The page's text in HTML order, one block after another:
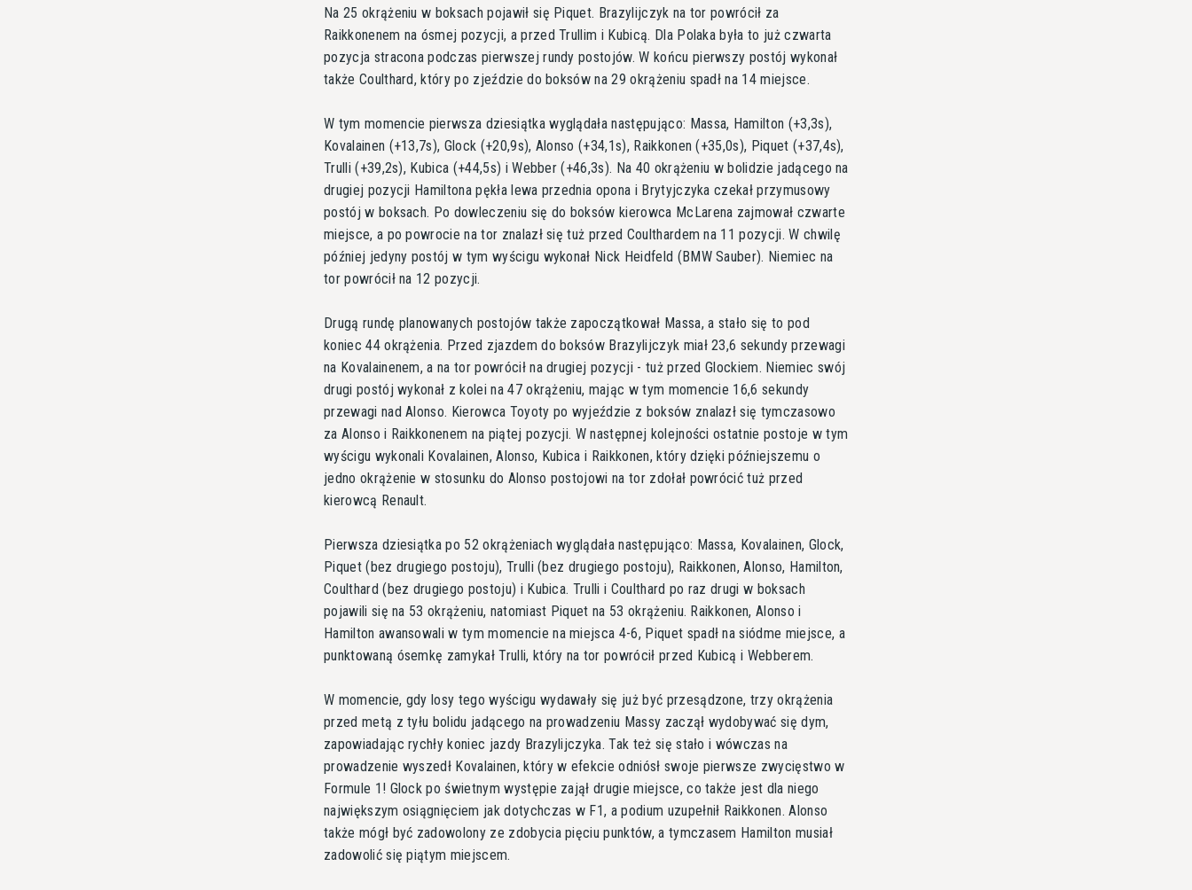
Na 25 okrążeniu w boksach pojawił się Piquet. Brazylijczyk na tor powrócił za
Raikkonenem na ósmej pozycji, a przed Trullim i Kubicą. Dla Polaka była to już czwarta
pozycja stracona podczas pierwszej rundy postojów. W końcu pierwszy postój wykonał
także Coulthard, który po zjeździe do boksów na 29 okrążeniu spadł na 14 miejsce.
W tym momencie pierwsza dziesiątka wyglądała następująco: Massa, Hamilton (+3,3s),
Kovalainen (+13,7s), Glock (+20,9s), Alonso (+34,1s), Raikkonen (+35,0s), Piquet (+37,4s),
Trulli (+39,2s), Kubica (+44,5s) i Webber (+46,3s). Na 40 okrążeniu w bolidzie jadącego na
drugiej pozycji Hamiltona pękła lewa przednia opona i Brytyjczyka czekał przymusowy
postój w boksach. Po dowleczeniu się do boksów kierowca McLarena zajmował czwarte
miejsce, a po powrocie na tor znalazł się tuż przed Coulthardem na 11 pozycji. W chwilę
później jedyny postój w tym wyścigu wykonał Nick Heidfeld (BMW Sauber). Niemiec na
tor powrócił na 12 pozycji.
Drugą rundę planowanych postojów także zapoczątkował Massa, a stało się to pod
koniec 44 okrążenia. Przed zjazdem do boksów Brazylijczyk miał 23,6 sekundy przewagi
na Kovalainenem, a na tor powrócił na drugiej pozycji - tuż przed Glockiem. Niemiec swój
drugi postój wykonał z kolei na 47 okrążeniu, mając w tym momencie 16,6 sekundy
przewagi nad Alonso. Kierowca Toyoty po wyjeździe z boksów znalazł się tymczasowo
za Alonso i Raikkonenem na piątej pozycji. W następnej kolejności ostatnie postoje w tym
wyścigu wykonali Kovalainen, Alonso, Kubica i Raikkonen, który dzięki późniejszemu o
jedno okrążenie w stosunku do Alonso postojowi na tor zdołał powrócić tuż przed
kierowcą Renault.
Pierwsza dziesiątka po 52 okrążeniach wyglądała następująco: Massa, Kovalainen, Glock,
Piquet (bez drugiego postoju), Trulli (bez drugiego postoju), Raikkonen, Alonso, Hamilton,
Coulthard (bez drugiego postoju) i Kubica. Trulli i Coulthard po raz drugi w boksach
pojawili się na 53 okrążeniu, natomiast Piquet na 53 okrążeniu. Raikkonen, Alonso i
Hamilton awansowali w tym momencie na miejsca 4-6, Piquet spadł na siódme miejsce, a
punktowaną ósemkę zamykał Trulli, który na tor powrócił przed Kubicą i Webberem.
W momencie, gdy losy tego wyścigu wydawały się już być przesądzone, trzy okrążenia
przed metą z tyłu bolidu jadącego na prowadzeniu Massy zaczął wydobywać się dym,
zapowiadając rychły koniec jazdy Brazylijczyka. Tak też się stało i wówczas na
prowadzenie wyszedł Kovalainen, który w efekcie odniósł swoje pierwsze zwycięstwo w
Formule 1! Glock po świetnym występie zajął drugie miejsce, co także jest dla niego
największym osiągnięciem jak dotychczas w F1, a podium uzupełnił Raikkonen. Alonso
także mógł być zadowolony ze zdobycia pięciu punktów, a tymczasem Hamilton musiał
zadowolić się piątym miejscem.